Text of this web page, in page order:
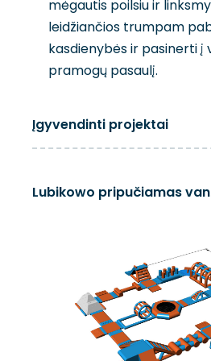
Lubikowskie Jelcz
Wrocław
Polkowice
Polanica-Zdrój
mėgautis poilsiu ir
leidžiančios trumpam
kasdienybės ir pasinerti į
pramogų pasaulį.
Įgyvendinti projektai
Lubikowo pripučiamas